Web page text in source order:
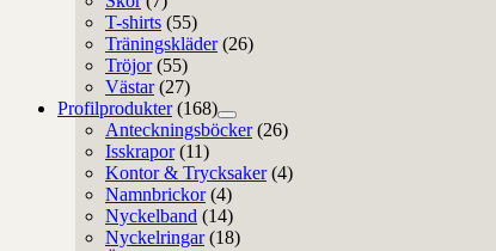
T-shirts (55)
Träningskläder (26)
Tröjor (55)
Västar (27)
Profilprodukter (168)
Anteckningsböcker (26)
Isskrapor (11)
Kontor & Trycksaker (4)
Namnbrickor (4)
Nyckelband (14)
Nyckelringar (18)